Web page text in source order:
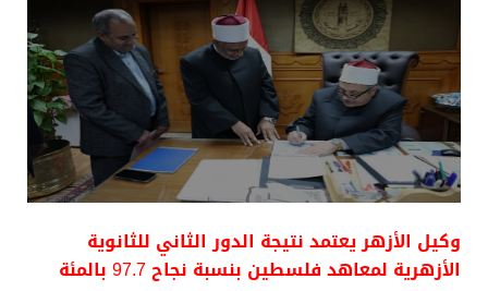
وكيل الأزهر يعتمد نتيجة الدور الثاني للثانوية
الأزهرية لمعاهد فلسطين بنسبة نجاح 97.7 بالمئة